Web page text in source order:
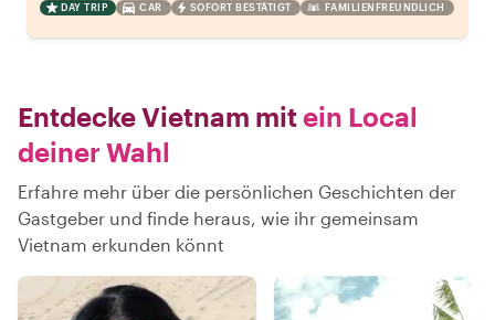
DAY TRIP CAR SOFORT BESTÄTIGT FAMILIENFREUNDLICH
Entdecke Vietnam mitein Local
deiner Wahl
Erfahre mehr über die persönlichen Geschichten der
Gastgeber und finde heraus, wie ihr gemeinsam
Vietnam erkunden könnt